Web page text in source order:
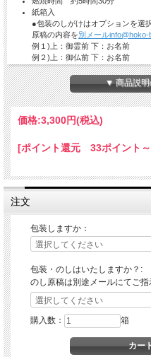
紙箱入
●包装のしがけはオプションを選
原稿の内容を別メール
例１)上：御霊前 下：お名前
例２)上：御仏前 下：お名前
例３)上：御供 下：お名前
例４)上：御祝 下：お名前
贈答用には注文者と納品先住所
※納期の目安：ご注文確認後約７営業日
▼ 商品説
価格:3,300円(税込)
[ポイント還元 33ポイント
注文
包装しますか：
包装・のしはいたしますか？:
のし原稿は別途メールにてご指
購入数： 箱